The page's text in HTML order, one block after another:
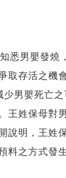
男嬰發
存活之
男嬰死亡
姓保母
明，王
之方式